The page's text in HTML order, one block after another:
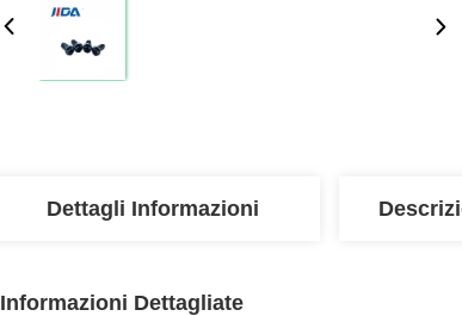
Dettagli Informazioni
Informazioni Dettagliate